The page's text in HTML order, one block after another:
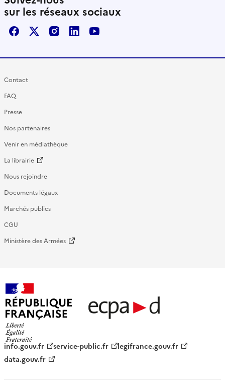
sur les réseaux sociaux
FacebookX / TwitterInstagram
LinkedInYoutube
Contact
FAQ
Presse
Nos partenaires
Venir en médiathèque
La librairie
Nous rejoindre
Documents légaux
Marchés publics
CGU
Ministère des Armées
française - ECPAD
info.gouv.fr service-public.fr
legifrance.gouv.fr
data.gouv.fr